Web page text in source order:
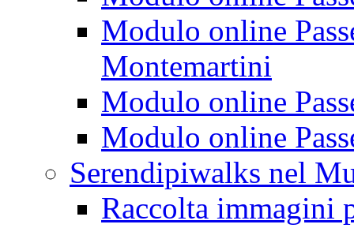
Modulo online
Montemartini
Modulo online
Modulo online
Serendipiwalks nel
Raccolta immagini